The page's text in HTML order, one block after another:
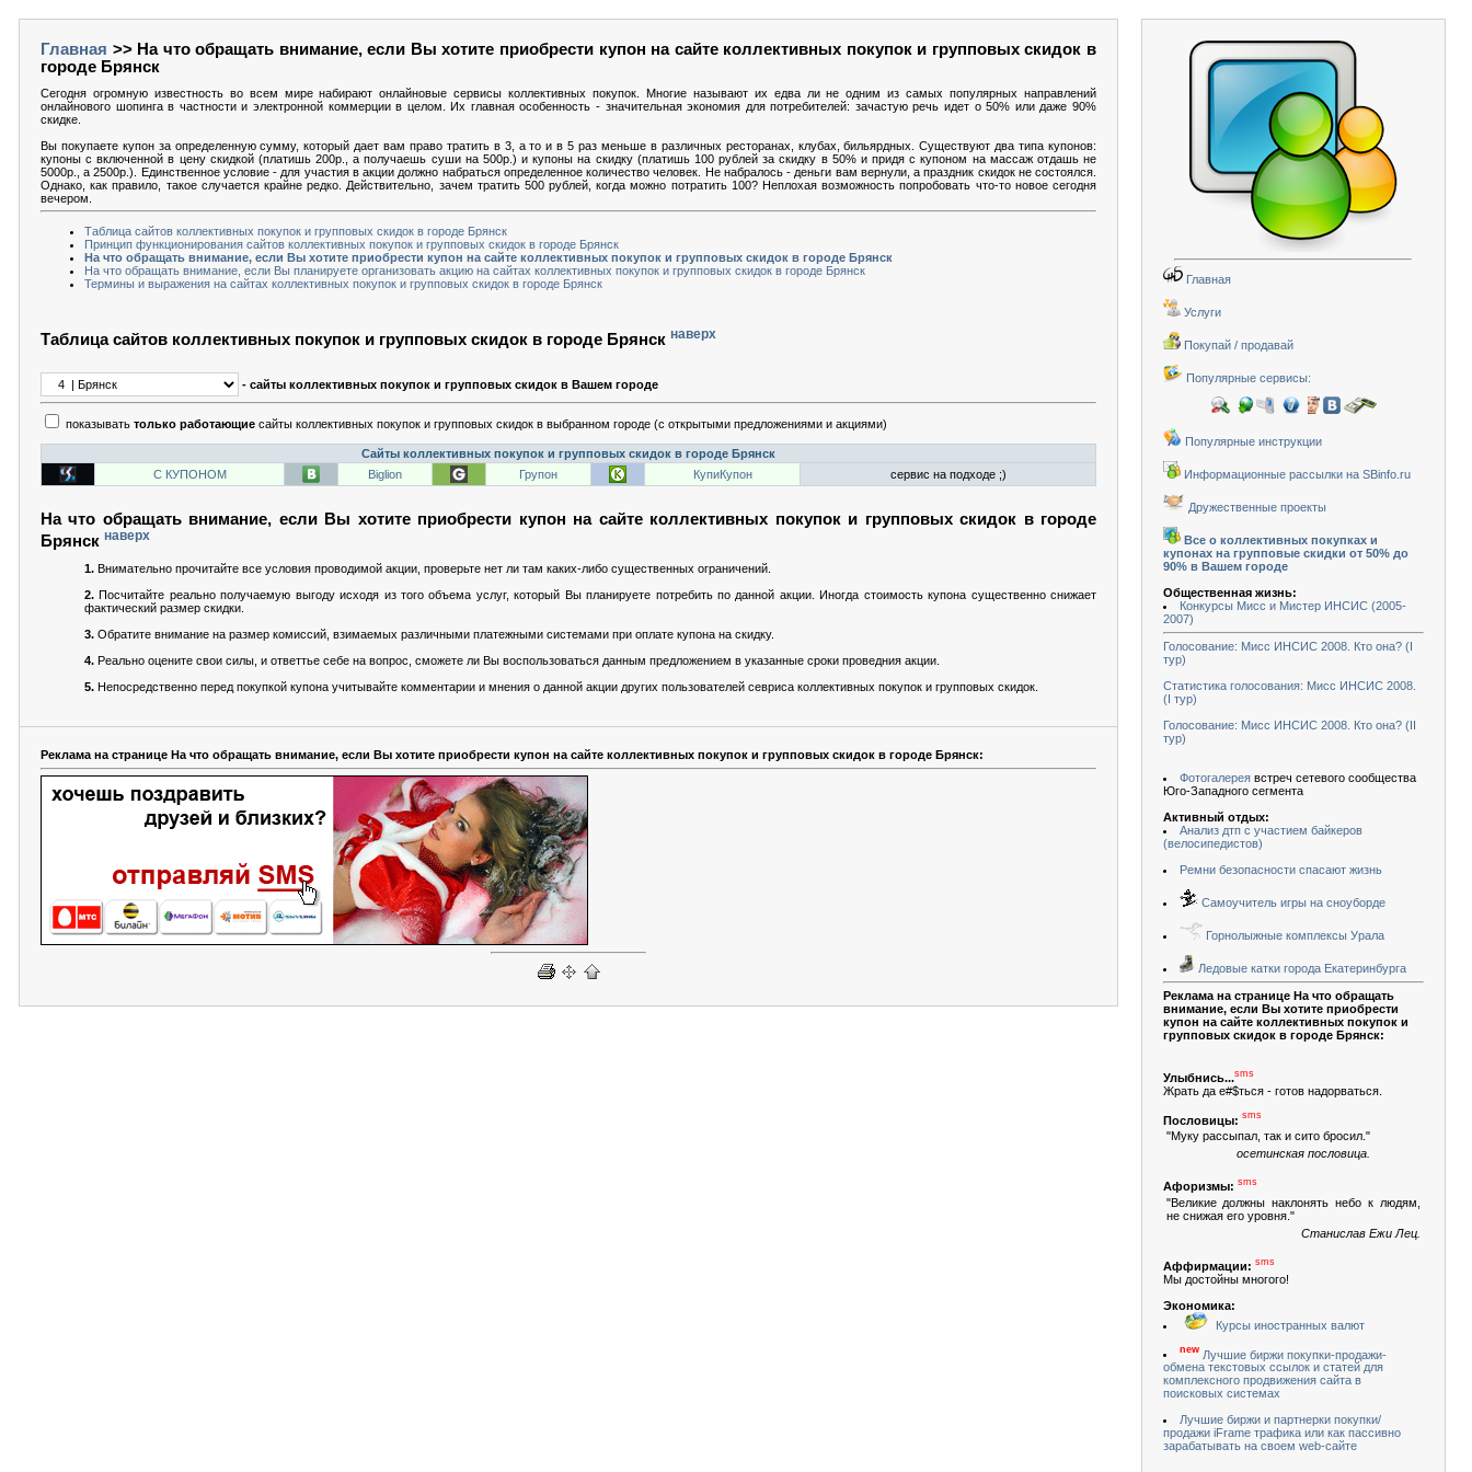
Главная >> На что обращать внимание, если Вы хотите приобрести купон на сайте коллективных покупок и групповых скидок в
городе Брянск
Сегодня огромную известность во всем мире набирают онлайновые сервисы коллективных покупок. Многие называют их едва ли не одним из самых популярных направлений
онлайнового шопинга в частности и электронной коммерции в целом. Их главная особенность - значительная экономия для потребителей: зачастую речь идет о 50% или даже 90%
скидке.
Вы покупаете купон за определенную сумму, который дает вам право тратить в 3, а то и в 5 раз меньше в различных ресторанах, клубах, бильярдных. Существуют два типа купонов:
купоны с включенной в цену скидкой (платишь 200р., а получаешь суши на 500р.) и купоны на скидку (платишь 100 рублей за скидку в 50% и придя с купоном на массаж отдашь не
5000р., а 2500р.). Единственное условие - для участия в акции должно набраться определенное количество человек. Не набралось - деньги вам вернули, а праздник скидок не состоялся.
Однако, как правило, такое случается крайне редко. Действительно, зачем тратить 500 рублей, когда можно потратить 100? Неплохая возможность попробовать что-то новое сегодня
вечером.
Таблица сайтов коллективных покупок и групповых скидок в городе Брянск
Принцип функционирования сайтов коллективных покупок и групповых скидок в городе Брянск
На что обращать внимание, если Вы хотите приобрести купон на сайте коллективных покупок и групповых скидок в городе Брянск
На что обращать внимание, если Вы планируете организовать акцию на сайтах коллективных покупок и групповых скидок в городе Брянск
Термины и выражения на сайтах коллективных покупок и групповых скидок в городе Брянск
Таблица сайтов коллективных покупок и групповых скидок в городе Брянск наверх
- сайты коллективных покупок и групповых скидок в Вашем городе
показывать только работающие сайты коллективных покупок и групповых скидок в выбранном городе (с открытыми предложениями и акциями)
Сайты коллективных покупок и групповых скидок в городе Брянск
С КУПОНОМ
Biglion Групон КупиКупон сервис на подходе ;)
На что обращать внимание, если Вы хотите приобрести купон на сайте коллективных покупок и групповых скидок в городе
Брянск наверх
1. Внимательно прочитайте все условия проводимой акции, проверьте нет ли там каких-либо существенных ограничений.
2. Посчитайте реально получаемую выгоду исходя из того объема услуг, который Вы планируете потребить по данной акции. Иногда стоимость купона существенно снижает
фактический размер скидки.
3. Обратите внимание на размер комиссий, взимаемых различными платежными системами при оплате купона на скидку.
4. Реально оцените свои силы, и ответтье себе на вопрос, сможете ли Вы воспользоваться данным предложением в указанные сроки проведния акции.
5. Непосредственно перед покупкой купона учитывайте комментарии и мнения о данной акции других пользователей севриса коллективных покупок и групповых скидок.
Реклама на странице На что обращать внимание, если Вы хотите приобрести купон на сайте коллективных покупок и групповых скидок в городе Брянск:
Главная
Услуги
Покупай / продавай
Популярные сервисы:
Популярные инструкции
Информационные рассылки на SBinfo.ru
Дружественные проекты
Все о коллективных покупках и
купонах на групповые скидки от 50% до
90% в Вашем городе
Общественная жизнь:
Конкурсы Мисс и Мистер ИНСИС (2005-
2007)
Голосование: Мисс ИНСИС 2008. Кто она? (I
тур)
Статистика голосования: Мисс ИНСИС 2008.
(I тур)
Голосование: Мисс ИНСИС 2008. Кто она? (II
тур)
Фотогалереявстреч сетевого сообщества
Юго-Западного сегмента
Активный отдых:
Анализ дтп с участием байкеров
(велосипедистов)
Ремни безопасности спасают жизнь
Самоучитель игры на сноуборде
Горнолыжные комплексы Урала
Ледовые катки города Екатеринбурга
Реклама на странице На что обращать
внимание, если Вы хотите приобрести
купон на сайте коллективных покупок и
групповых скидок в городе Брянск:
Улыбнись...sms
Жрать да е#$ться - готов надорваться.
Пословицы: sms
"Муку рассыпал, так и сито бросил."
осетинская пословица.
Афоризмы: sms
"Великие должны наклонять небо к людям,
не снижая его уровня."
Станислав Ежи Лец.
Аффирмации: sms
Мы достойны многого!
Экономика:
Курсы иностранных валют
new Лучшие биржи покупки-продажи-
обмена текстовых ссылок и статей для
комплексного продвижения сайта в
поисковых системах
Лучшие биржи и партнерки покупки/
продажи iFrame трафика или как пассивно
зарабатывать на своем web-сайте